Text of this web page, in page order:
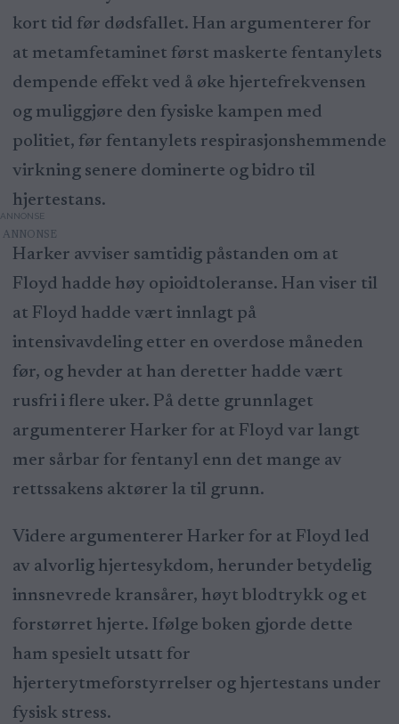
kort tid før dødsfallet. Han argumenterer for
at metamfetaminet først maskerte fentanylets
dempende effekt ved å øke hjertefrekvensen
og muliggjøre den fysiske kampen med
politiet, før fentanylets respirasjonshemmende
virkning senere dominerte og bidro til
hjertestans.
ANNONSE
Harker avviser samtidig påstanden om at
Floyd hadde høy opioidtoleranse. Han viser til
at Floyd hadde vært innlagt på
intensivavdeling etter en overdose måneden
før, og hevder at han deretter hadde vært
rusfri i flere uker. På dette grunnlaget
argumenterer Harker for at Floyd var langt
mer sårbar for fentanyl enn det mange av
rettssakens aktører la til grunn.
Videre argumenterer Harker for at Floyd led
av alvorlig hjertesykdom, herunder betydelig
innsnevrede kransårer, høyt blodtrykk og et
forstørret hjerte. Ifølge boken gjorde dette
ham spesielt utsatt for
hjerterytmeforstyrrelser og hjertestans under
fysisk stress.